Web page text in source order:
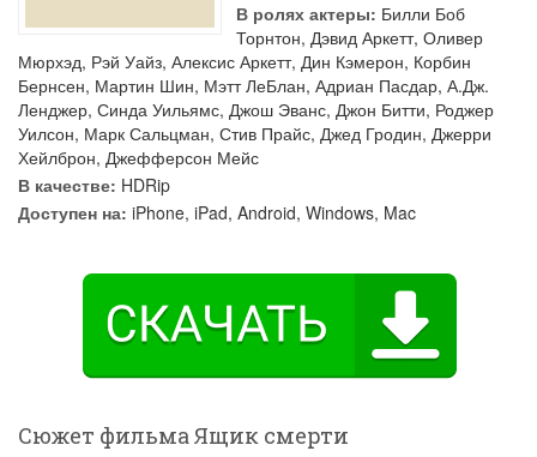
В ролях актеры: Билли Боб
Торнтон, Дэвид Аркетт, Оливер
Мюрхэд, Рэй Уайз, Алексис Аркетт, Дин Кэмерон, Корбин
Бернсен, Мартин Шин, Мэтт ЛеБлан, Адриан Пасдар, А.Дж.
Ленджер, Синда Уильямс, Джош Эванс, Джон Битти, Роджер
Уилсон, Марк Сальцман, Стив Прайс, Джед Гродин, Джерри
Хейлброн, Джефферсон Мейс
В качестве: HDRip
Доступен на: iPhone, iPad, Android, Windows, Mac
Сюжет фильма Ящик смерти